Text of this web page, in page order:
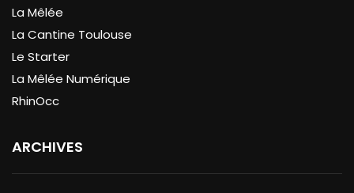
La Mêlée
La Cantine Toulouse
Le Starter
La Mêlée Numérique
RhinOcc
ARCHIVES